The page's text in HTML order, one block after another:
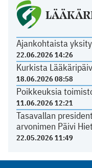
Ajankohtaista
22.06.2026 14:26
Kurkista
18.06.2026 08:58
Poikkeuksia
11.06.2026 12:21
Tasavallan
arvonimen Päivi
22.05.2026 11:49